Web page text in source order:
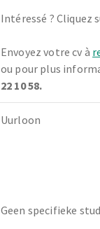
Intéressé ? Cliquez
Envoyez votre cv à
ou pour plus
22 10 58.
Uurloon
Geen specifieke